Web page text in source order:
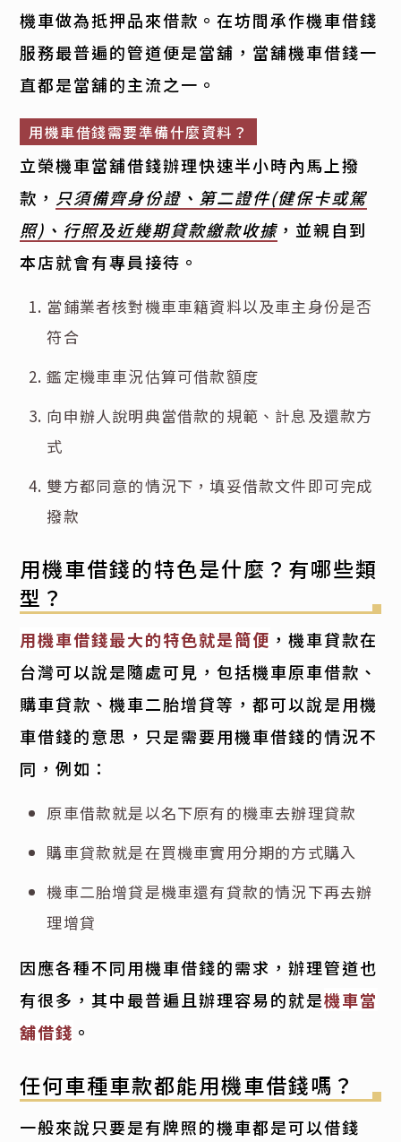
機車做為抵押品來借款。在坊間承作機車借錢
服務最普遍的管道便是當舖，當舖機車借錢一
直都是當舖的主流之一。
用機車借錢需要準備什麼資料？
立榮機車當舖借錢辦理快速半小時內馬上撥
款， 只須備齊身份證、第二證件(健保卡或駕
照)、行照及近幾期貸款繳款收據 ，並親自到
本店就會有專員接待。
當鋪業者核對機車車籍資料以及車主身份是否
符合
鑑定機車車況估算可借款額度
向申辦人說明典當借款的規範、計息及還款方
式
雙方都同意的情況下，填妥借款文件即可完成
撥款
用機車借錢的特色是什麼？有哪些類
型？
用機車借錢最大的特色就是簡便 ，機車貸款在
台灣可以說是隨處可見，包括機車原車借款、
購車貸款、機車二胎增貸等，都可以說是用機
車借錢的意思，只是需要用機車借錢的情況不
同，例如：
原車借款就是以名下原有的機車去辦理貸款
購車貸款就是在買機車實用分期的方式購入
機車二胎增貸是機車還有貸款的情況下再去辦
理增貸
因應各種不同用機車借錢的需求，辦理管道也
有很多，其中最普遍且辦理容易的就是機車當
舖借錢 。
任何車種車款都能用機車借錢嗎？
一般來說只要是有牌照的機車都是可以借錢